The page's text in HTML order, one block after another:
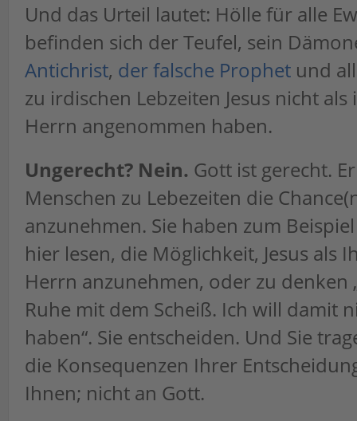
Und das Urteil lautet: Hölle für alle
befinden sich der Teufel, sein
Antichrist, der falsche Prophet und
zu irdischen Lebzeiten Jesus nicht
Herrn angenommen haben.
Ungerecht? Nein. Gott ist gerecht.
Menschen zu Lebezeiten die
anzunehmen. Sie haben zum
hier lesen, die Möglichkeit, Jesus als
Herrn anzunehmen, oder zu denken
Ruhe mit dem Scheiß. Ich will damit
haben“. Sie entscheiden. Und Sie
die Konsequenzen Ihrer
Ihnen; nicht an Gott.